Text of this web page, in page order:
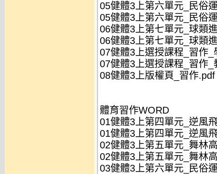
05健體3上第六單元_民俗
05健體3上第六單元_民俗
06健體3上第七單元_球類
06健體3上第七單元_球類
07健體3上選授課程_習作_
07健體3上選授課程_習作_
08健體3上版權頁_習作.pdf
體育習作WORD
01健體3上第四單元_逆風
01健體3上第四單元_逆風
02健體3上第五單元_舞林
02健體3上第五單元_舞林
03健體3上第六單元_民俗